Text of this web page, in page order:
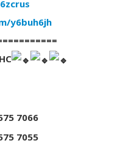
y6buh6jh
7066
7055